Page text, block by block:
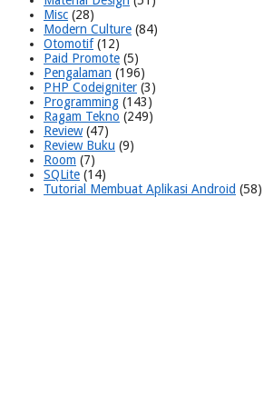
Misc (28)
Modern Culture (84)
Otomotif(12)
Paid Promote (5)
Pengalaman (196)
PHP Codeigniter (3)
Programming (143)
Ragam Tekno (249)
Review(47)
Review Buku (9)
Room (7)
SQLite (14)
Tutorial Membuat Aplikasi Android (58)